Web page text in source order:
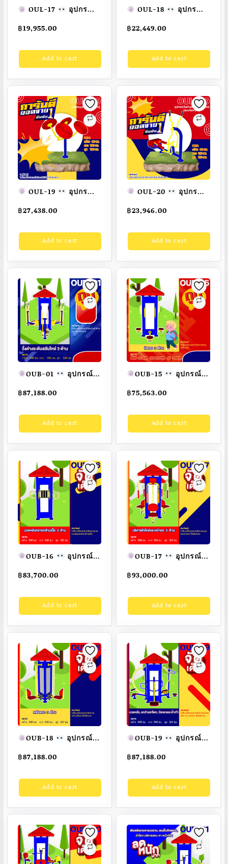
OUL-17
อุปกรณ์
เครื่องออกกำลังกาย
ขนาด 60x80x170cm.
สีสวย
สั่งทำ 7-15 วัน
฿19,955.00
Add to cart
OUL-18
อุปกรณ์
ไหล่ เครื่องออกกำลัง
ขนาด 40x100x160cm.
สีสวย
สั่งทำ 7-15 วัน
฿22,449.00
Add to cart
OUL-19
อุปกรณ์
คู่ เครื่องออกกำลังกาย
ขนาด 80x100x130cm.
สีสวย
สั่งทำ 7-15 วัน
฿27,438.00
Add to cart
OUL-20
อุปกรณ์
ไหล่(แบบข้อเหวี่ยง)
กลางแจ้งผู้ใหญ่
Fofansendai
ทำ
สีสวย
สั่งทำ 7-15 วัน
฿23,946.00
Add to cart
OUB-01
อุปกรณ์
3 ด้าน
อุปกรณ์ออก
ผู้ใหญ่ ขนาด
Fofansendai
ทำสี
สวย
สั่งทำ 7-15 วัน
฿87,188.00
Add to cart
OUB-15
อุปกรณ์
อุปกรณ์ออกกำลังกาย
300x300x320cm.
สวย
สั่งทำ 7-15 วัน
฿75,563.00
Add to cart
OUB-16
อุปกรณ์
3 ด้าน
อุปกรณ์ออก
ผู้ใหญ่ ขนาด
Fofansendai
ทำสี
สวย
สั่งทำ 7-15 วัน
฿83,700.00
Add to cart
OUB-17
อุปกรณ์
3 ด้าน
อุปกรณ์ออก
ผู้ใหญ่ ขนาด
Fofansendai
ทำสี
สวย
สั่งทำ 7-15 วัน
฿93,000.00
Add to cart
OUB-18
อุปกรณ์
3 ด้าน
กำลังกายกลางแจ้ง
ผู้ใหญ่ ขนาด
Fofansendai
ทำสี
สวย
สั่งทำ 7-15 วัน
฿87,188.00
Add to cart
OUB-19
อุปกรณ์
สะโพก, บิดเอวและย่ำ
เท้า
อุปกรณ์ออก
กำลังกายกลางแจ้ง
300x300x320cm.
Fofansendai
ทำสี
สวย
สั่งทำ 7-15 วัน
฿87,188.00
Add to cart